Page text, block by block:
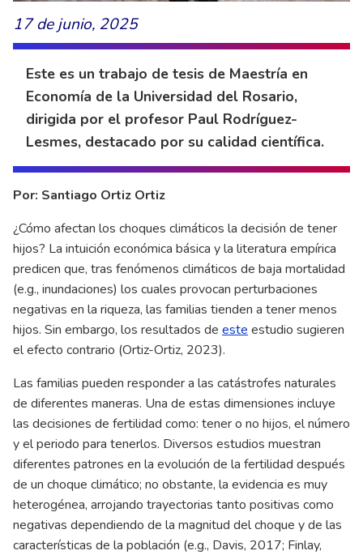
17 de junio, 2025
Este es un trabajo de tesis de Maestría en
Economía de la Universidad del Rosario,
dirigida por el profesor Paul Rodríguez-
Lesmes, destacado por su calidad científica.
Por: Santiago Ortiz Ortiz
¿Cómo afectan los choques climáticos la decisión de tener
hijos? La intuición económica básica y la literatura empírica
predicen que, tras fenómenos climáticos de baja mortalidad
(e.g., inundaciones) los cuales provocan perturbaciones
negativas en la riqueza, las familias tienden a tener menos
hijos. Sin embargo, los resultados de este estudio sugieren
el efecto contrario (Ortiz-Ortiz, 2023).
Las familias pueden responder a las catástrofes naturales
de diferentes maneras. Una de estas dimensiones incluye
las decisiones de fertilidad como: tener o no hijos, el número
y el periodo para tenerlos. Diversos estudios muestran
diferentes patrones en la evolución de la fertilidad después
de un choque climático; no obstante, la evidencia es muy
heterogénea, arrojando trayectorias tanto positivas como
negativas dependiendo de la magnitud del choque y de las
características de la población (e.g., Davis, 2017; Finlay,